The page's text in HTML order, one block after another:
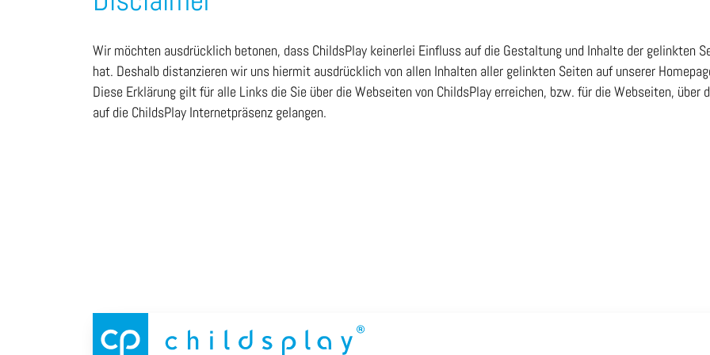
Wir möchten ausdrücklich betonen, dass ChildsPlay keinerlei Einfluss auf die Gestaltung und Inhalte der gelinkten
hat. Deshalb distanzieren wir uns hiermit ausdrücklich von allen Inhalten aller gelinkten Seiten auf unserer
Diese Erklärung gilt für alle Links die Sie über die Webseiten von ChildsPlay erreichen, bzw. für die Webseiten, über
auf die ChildsPlay Internetpräsenz gelangen.